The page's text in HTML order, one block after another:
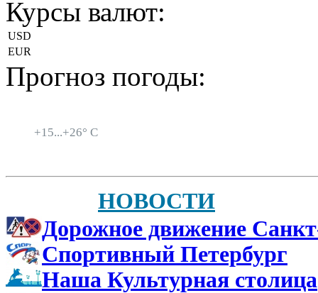
Курсы валют:
USD
EUR
Прогноз погоды:
+15...+26° C
НОВОСТИ
Дорожное движение
Спортивный Петербург
Наша Культурная столица